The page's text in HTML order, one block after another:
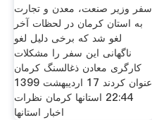
سفر وزیر صنعت، معدن و تجارت
به استان کرمان در لحظات آخر
لغو شد که برخی دلیل لغو
ناگهانی این سفر را مشکلات
کارگری معادن ذغالسنگ کرمان
عنوان کردند 17 اردیبهشت 1399
22:44 استانها کرمان نظرات
اخبار استانها